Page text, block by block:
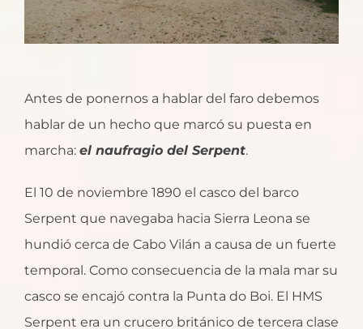
Antes de ponernos a hablar del faro debemos
hablar de un hecho que marcó su puesta en
marcha: el naufragio del Serpent.
El 10 de noviembre 1890 el casco del barco
Serpent que navegaba hacia Sierra Leona se
hundió cerca de Cabo Vilán a causa de un fuerte
temporal. Como consecuencia de la mala mar su
casco se encajó contra la Punta do Boi. El HMS
Serpent era un crucero británico de tercera clase